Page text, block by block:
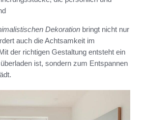
Dekoration bringt nicht nur
auch die Achtsamkeit im
der richtigen Gestaltung entsteht ein
ist, sondern zum Entspannen